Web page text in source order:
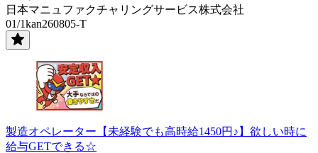
日本マニュファクチャリングサービス株式会社
01/1kan260805-T
製造オペレーター【未経験でも高時給1450円♪】欲しい時に
給与GETできる☆